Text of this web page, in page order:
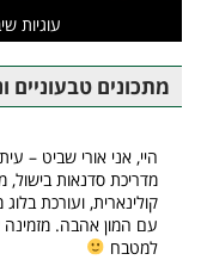
עוגיות
מתכונים טבעוניים
היי, אני אורי שביט –
מדריכת סדנאות בישול,
קולינארית, ועורכת בלוג
עם המון אהבה.
למטבח